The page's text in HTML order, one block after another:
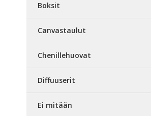
Boksit
Canvastaulut
Chenillehuovat
Diffuuserit
Ei mitään